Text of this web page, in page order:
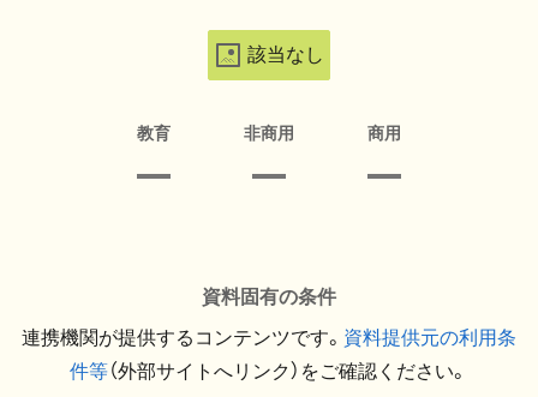
該当なし
教育 非商用 商用
資料固有の条件
連携機関が提供するコンテンツです。 資料提供元の利用条
件等（外部サイトへリンク）をご確認ください。